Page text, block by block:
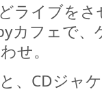
ライブを
カフェで、
せ。
、CDジャ